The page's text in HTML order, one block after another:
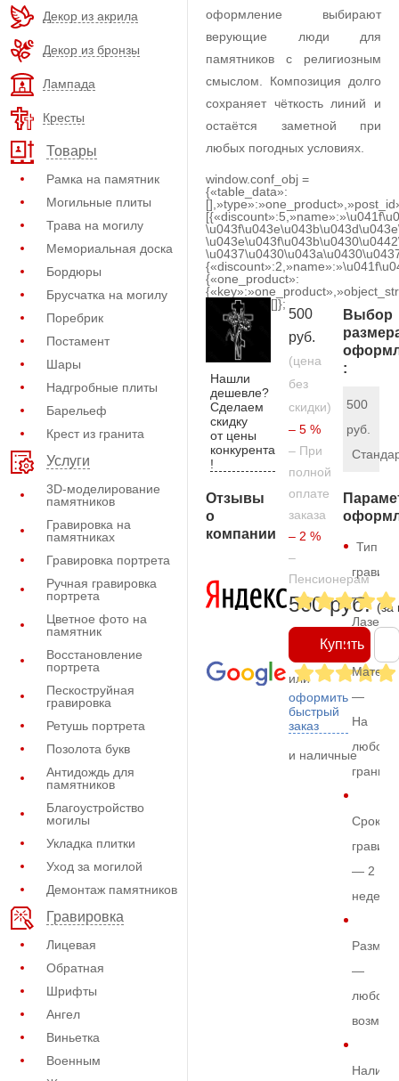
Декор из акрила
Декор из бронзы
Лампада
Кресты
Товары
Рамка на памятник
Могильные плиты
Трава на могилу
Мемориальная доска
Бордюры
Брусчатка на могилу
Поребрик
Постамент
Шары
Надгробные плиты
Барельеф
Крест из гранита
Услуги
3D-моделирование
памятников
Гравировка на
памятниках
Гравировка портрета
Ручная гравировка
портрета
Цветное фото на
памятник
Восстановление
портрета
Пескоструйная
гравировка
Ретушь портрета
Позолота букв
Антидождь для
памятников
Благоустройство
могилы
Укладка плитки
Уход за могилой
Демонтаж памятников
Гравировка
Лицевая
Обратная
Шрифты
Ангел
Виньетка
Военным
оформление выбирают
верующие люди для
памятников с религиозным
смыслом. Композиция долго
сохраняет чёткость линий и
остаётся заметной при
любых погодных условиях.
window.conf_obj =
{«table_data»:
{«one_product»:
[]};
Нашли
дешевле?
Сделаем
скидку
от цены
конкурента
!
Отзывы
о
компании
500
руб.
(цена
без
скидки)
– 5 %
– При
полной
оплате
заказа
– 2 %
–
Пенсионерам
500 руб. (за
Купить
или
оформить
быстрый
заказ
и наличные
Выбор
:
500
руб.
Тип
—
—
На
любом
граните
Срок
— 2
недели
Размер
—
любой